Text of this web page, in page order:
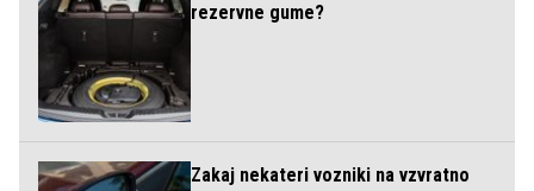
rezervne gume?
Zakaj nekateri vozniki na vzvratno